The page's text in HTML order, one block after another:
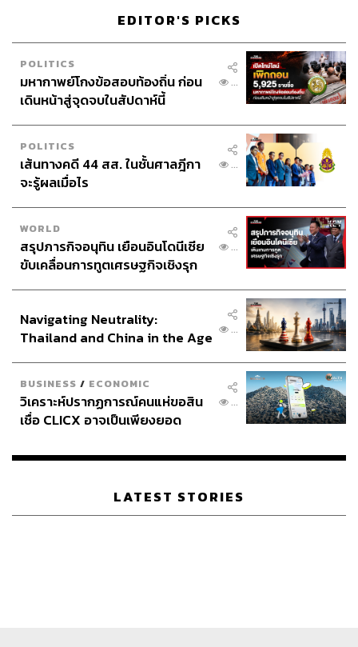
EDITOR'S PICKS
POLITICS
มหากาพย์โกงข้อสอบท้องถิ่น ก่อน
เดินหน้าสู่จุดจบในสัปดาห์นี้
...
POLITICS
เส้นทางคดี 44 สส. ในชั้นศาลฎีกา
จะรู้ผลเมื่อไร
...
WORLD
สรุปภารกิจอนุทิน เยือนอินโดนีเซีย
ขับเคลื่อนการทูตเศรษฐกิจเชิงรุก
...
Navigating Neutrality:
Thailand and China in the Age
...
BUSINESS / ECONOMIC
วิเคราะห์ปรากฏการณ์คนแห่ขอสิน
เชื่อ CLICX อาจเป็นเพียงยอด
เรือนไทยที่ถูกซุกไว้
...
LATEST STORIES